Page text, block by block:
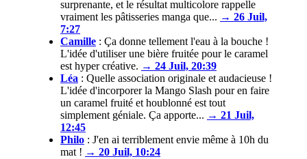
surprenante, et le résultat multicolore rappelle
vraiment les pâtisseries manga que... → 26 Juil,
7:27
Camille : Ça donne tellement l'eau à la bouche !
L'idée d'utiliser une bière fruitée pour le caramel
est hyper créative. → 24 Juil, 20:39
Léa : Quelle association originale et audacieuse !
L'idée d'incorporer la Mango Slash pour en faire
un caramel fruité et houblonné est tout
simplement géniale. Ça apporte... → 21 Juil,
12:45
Philo : J'en ai terriblement envie même à 10h du
mat ! → 20 Juil, 10:24